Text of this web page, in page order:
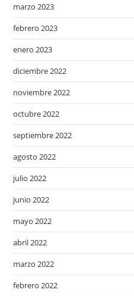
marzo 2023
febrero 2023
enero 2023
diciembre 2022
noviembre 2022
octubre 2022
septiembre 2022
agosto 2022
julio 2022
junio 2022
mayo 2022
abril 2022
marzo 2022
febrero 2022